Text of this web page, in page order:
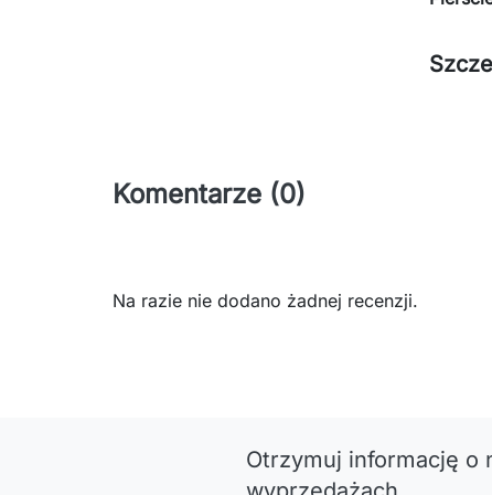
Komentarze (0)
Na razie nie dodano żadnej recenzji.
Otrzymuj informację o